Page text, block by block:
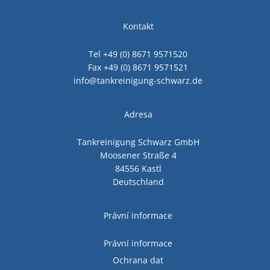
Kontakt
Tel +49 (0) 8671 9571520
Fax +49 (0) 8671 9571521
info@tankreinigung-schwarz.de
Adresa
Tankreinigung Schwarz GmbH
Moosener Straße 4
84556 Kastl
Deutschland
Právní informace
Právní informace
Ochrana dat